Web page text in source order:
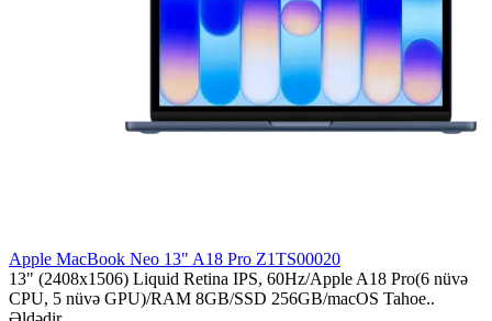
Apple MacBook Neo 13" A18 Pro Z1TS00020
13" (2408x1506) Liquid Retina IPS, 60Hz/Apple A18 Pro(6 nüvə
CPU, 5 nüvə GPU)/RAM 8GB/SSD 256GB/macOS Tahoe..